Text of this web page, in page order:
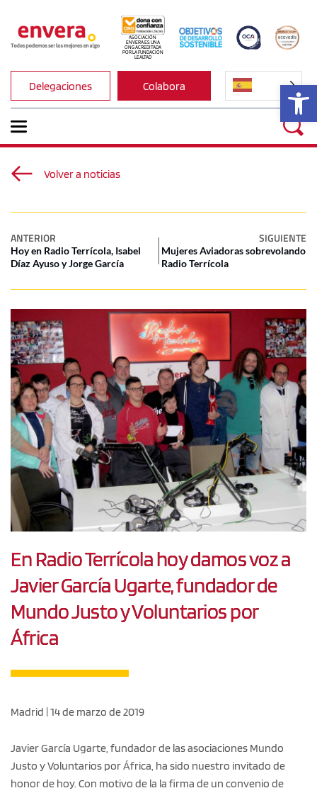
ASOCIACIÓN
ENVERA ES UNA
ONG ACREDITADA
POR LA FUNDACIÓN
LEALTAD
Delegaciones Colabora
Volver a noticias
ANTERIOR SIGUIENTE
Hoy en Radio Terrícola, Isabel
Díaz Ayuso y Jorge García
Mujeres Aviadoras sobrevolando
Radio Terrícola
En Radio Terrícola hoy damos voz a
Javier García Ugarte, fundador de
Mundo Justo y Voluntarios por
África
Madrid | 14 de marzo de 2019
Javier García Ugarte, fundador de las asociaciones Mundo
Justo y Voluntarios por África, ha sido nuestro invitado de
honor de hoy. Con motivo de la la firma de un convenio de